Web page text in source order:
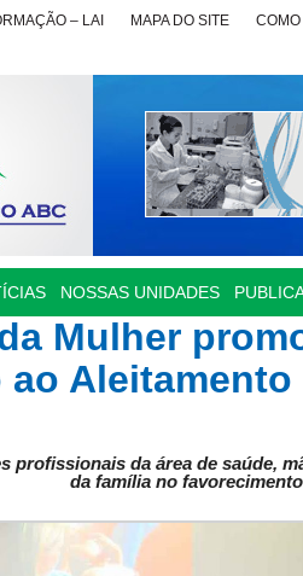
– LAI MAPA DO SITE
NOSSAS UNIDADES
Mulher
ao Aleitamento
profissionais da área de saúde,
da família no